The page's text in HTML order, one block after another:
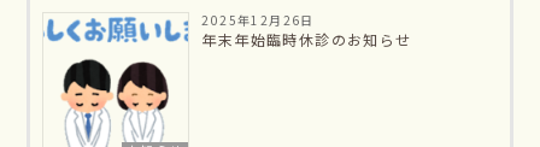
2025年12月26日
年末年始臨時休診のお知らせ